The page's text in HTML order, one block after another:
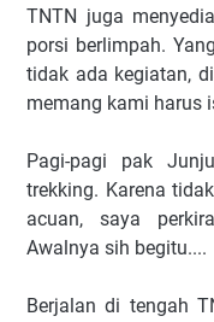
TNTN juga
porsi berlimpah.
tidak ada kegiatan,
memang kami harus
Pagi-pagi pak
trekking. Karena
acuan, saya
Awalnya sih begitu....
Berjalan di tengah